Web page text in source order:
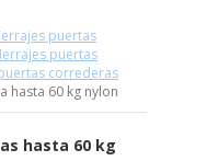
puertas
puertas
correderas
hasta 60 kg nylon
hasta 60 kg